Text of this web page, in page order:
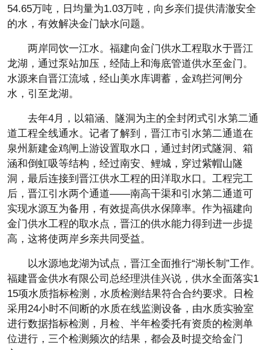
54.65万吨，日均量为1.03万吨，向乡亲们提供清澈安全
的水，有效解决金门缺水问题。
两岸同饮一江水。福建向金门供水工程取水于晋江
龙湖，通过泵站加压，经陆上和海底管道供水至金门。
水源来自晋江流域，经山美水库调蓄，金鸡拦河闸分
水，引至龙湖。
去年4月，以箱涵、隧洞为主的全封闭式引水第二通
道工程全线通水。记者了解到，晋江市引水第二通道在
泉州新建金鸡闸上游设置取水口，通过封闭式隧洞、箱
涵和倒虹吸等结构，经过南安、鲤城，穿过紫帽山隧
洞，最后连接到晋江供水工程的田洋取水口。工程完工
后，晋江引水两个通道——南高干渠和引水第二通道可
实现水源互为备用，有效提高供水保障率。作为福建向
金门供水工程的取水点，晋江的供水能力得到进一步提
高，这将使两岸乡亲共同受益。
以水源地龙湖为试点，晋江全面推行“湖长制”工作。
福建晋金供水有限公司总经理洪佳兴说，供水全面落实1
15项水质指标检测，水质检测结果符合合约要求。日检
采用24小时不间断的水质在线监测设备，由水质实验室
进行数据指标检测，月检、半年检委托有资质的检测单
位进行，三个检测频次的结果，都会及时提交给金门